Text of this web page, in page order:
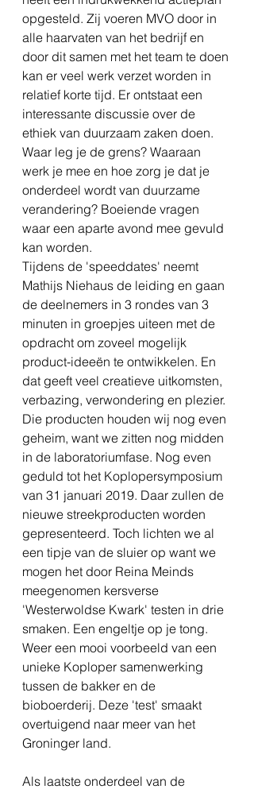
opgesteld. Zij voeren MVO door in
alle haarvaten van het bedrijf en
door dit samen met het team te doen
kan er veel werk verzet worden in
relatief korte tijd. Er ontstaat een
interessante discussie over de
ethiek van duurzaam zaken doen.
Waar leg je de grens? Waaraan
werk je mee en hoe zorg je dat je
onderdeel wordt van duurzame
verandering? Boeiende vragen
waar een aparte avond mee gevuld
kan worden.
Tijdens de 'speeddates' neemt
Mathijs Niehaus de leiding en gaan
de deelnemers in 3 rondes van 3
minuten in groepjes uiteen met de
opdracht om zoveel mogelijk
product-ideeën te ontwikkelen. En
dat geeft veel creatieve uitkomsten,
verbazing, verwondering en plezier.
Die producten houden wij nog even
geheim, want we zitten nog midden
in de laboratoriumfase. Nog even
geduld tot het Koplopersymposium
van 31 januari 2019. Daar zullen de
nieuwe streekproducten worden
gepresenteerd. Toch lichten we al
een tipje van de sluier op want we
mogen het door Reina Meinds
meegenomen kersverse
'Westerwoldse Kwark' testen in drie
smaken. Een engeltje op je tong.
Weer een mooi voorbeeld van een
unieke Koploper samenwerking
tussen de bakker en de
bioboerderij. Deze 'test' smaakt
overtuigend naar meer van het
Groninger land.
Als laatste onderdeel van de